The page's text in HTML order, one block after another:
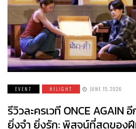
EVENT HILIGHT JUNE 15, 2026
รีวิวละครเวที ONCE AGAIN
ยิ่งจำ ยิ่งรัก: พิสูจน์ที่สุดของฝี